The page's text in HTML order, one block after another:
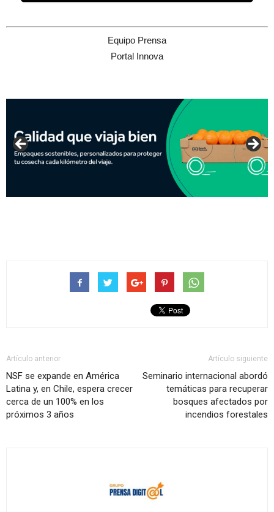
Equipo Prensa
Portal Innova
Artículo anterior
NSF se expande en América
Latina y, en Chile, espera crecer
cerca de un 100% en los
próximos 3 años
Artículo siguiente
Seminario internacional abordó
temáticas para recuperar
bosques afectados por
incendios forestales